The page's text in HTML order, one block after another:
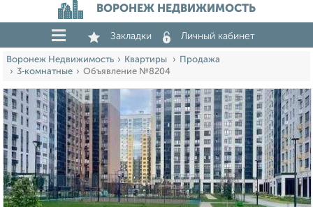
ВОРОНЕЖ НЕДВИЖИМОСТЬ
Закладки Личный кабинет
Воронеж Недвижимость Квартиры
Продажа
3‑комнатные
Объявление №8204